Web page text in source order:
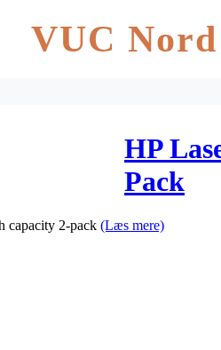
VUC Nord
HP
Pack
capacity 2-pack (Læs mere)